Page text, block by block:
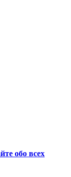
обо всех